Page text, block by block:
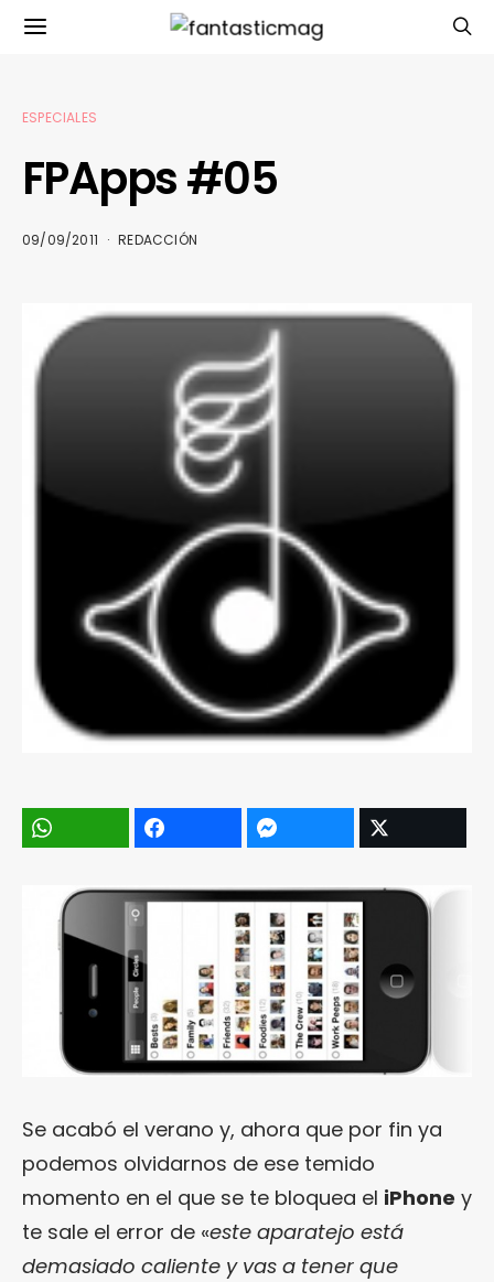
ESPECIALES
FPApps #05
09/09/2011 REDACCIÓN
Se acabó el verano y, ahora que por fin ya
podemos olvidarnos de ese temido
momento en el que se te bloquea el iPhone y
te sale el error de «este aparatejo está
demasiado caliente y vas a tener que